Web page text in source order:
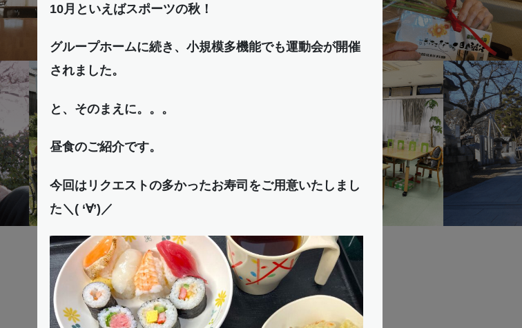
10月といえばスポーツの秋！
グループホームに続き、小規模多機能でも運動会が開催
されました。
と、そのまえに。。。
昼食のご紹介です。
今回はリクエストの多かったお寿司をご用意いたしまし
た＼( ‘∀’)／